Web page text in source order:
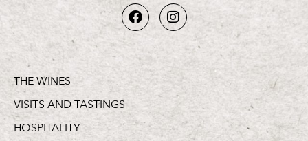
THE WINES
VISITS AND TASTINGS
HOSPITALITY